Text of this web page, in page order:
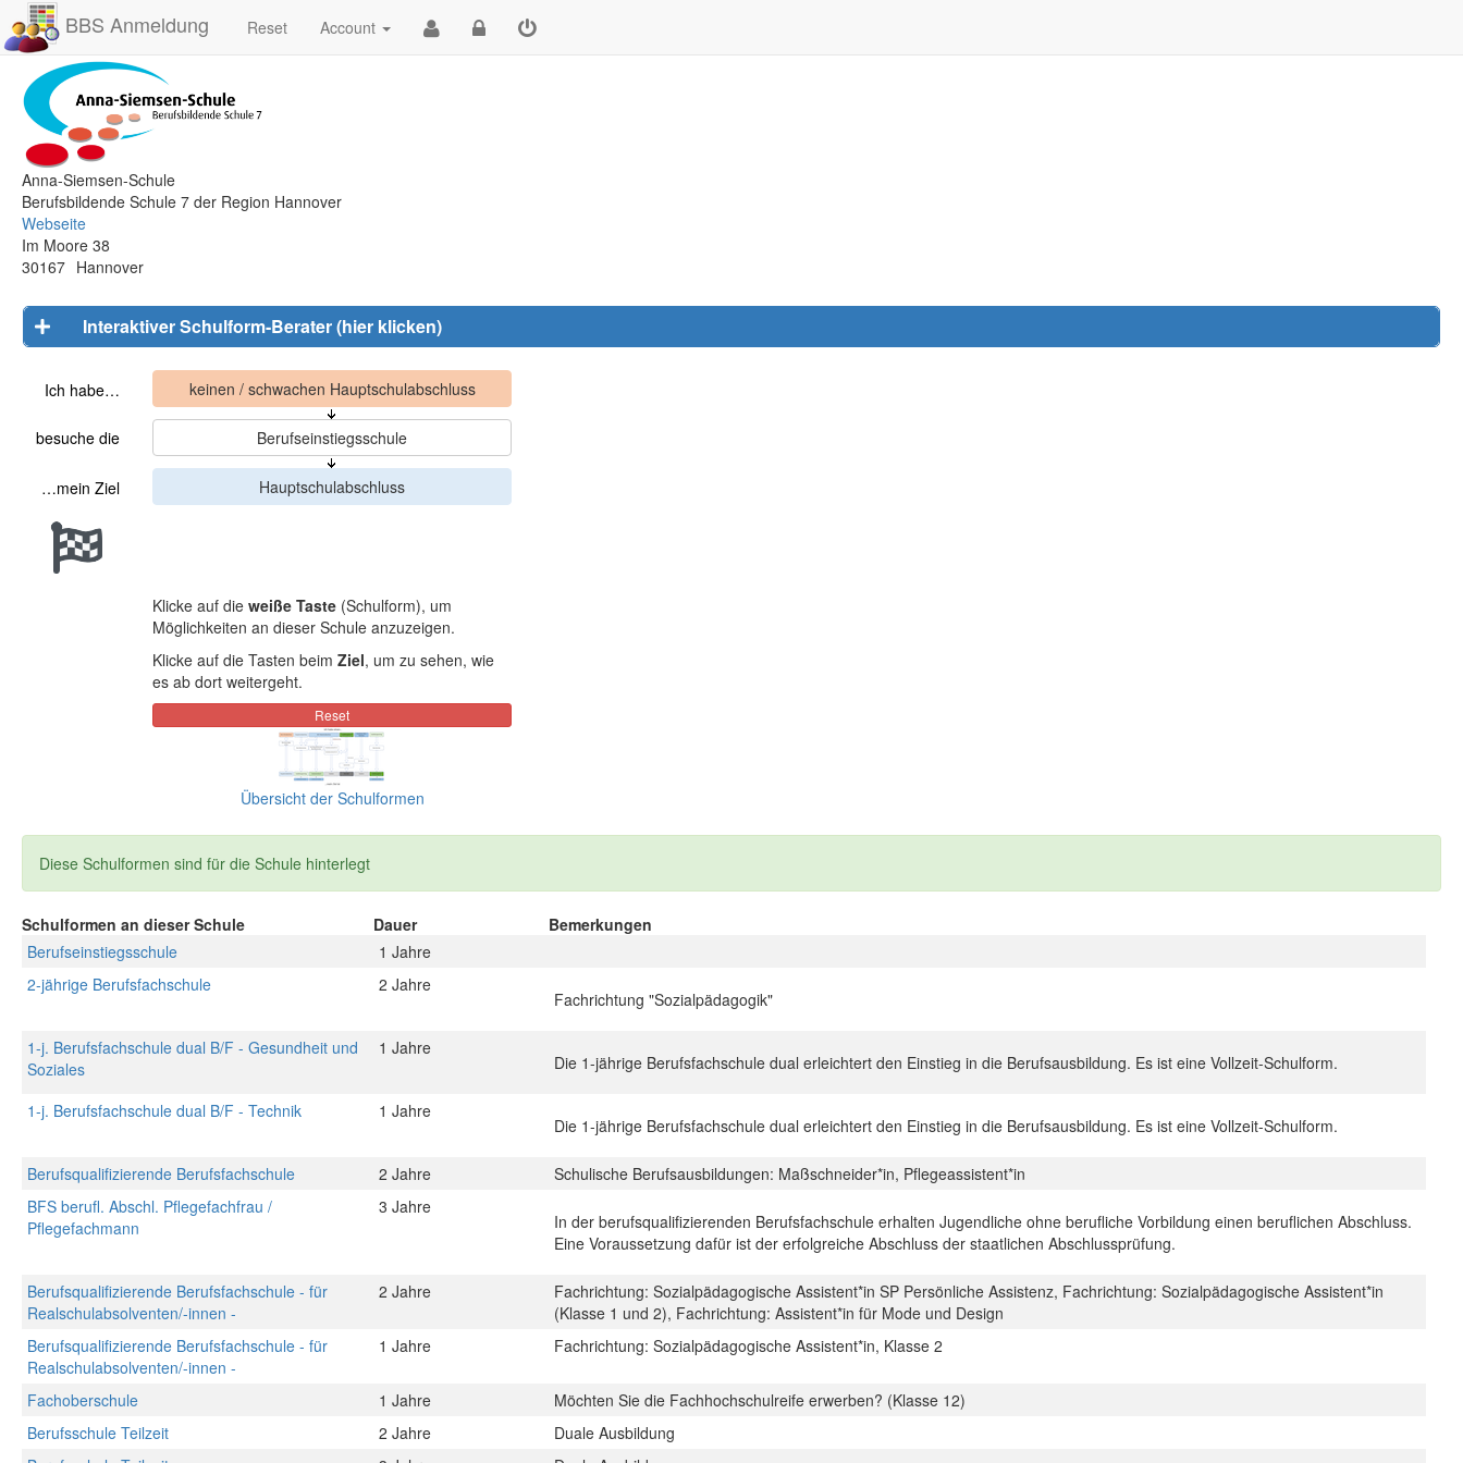
BBS Anmeldung Reset Account
Anna-Siemsen-Schule
Berufsbildende Schule 7 der Region Hannover
Webseite
Im Moore 38
30167 Hannover
Interaktiver Schulform-Berater (hier klicken)
Ich habe…
besuche die
…mein Ziel
Klicke auf die weiße Taste (Schulform), um
Möglichkeiten an dieser Schule anzuzeigen.
Klicke auf die Tasten beim Ziel, um zu sehen, wie
es ab dort weitergeht.
Übersicht der Schulformen
Diese Schulformen sind für die Schule hinterlegt
Schulformen an dieser Schule Dauer
Bemerkungen
Berufseinstiegsschule
1 Jahre
2-jährige Berufsfachschule
2 Jahre
Fachrichtung "Sozialpädagogik"
1-j. Berufsfachschule dual B/F - Gesundheit und
Soziales
1 Jahre
Die 1-jährige Berufsfachschule dual erleichtert den Einstieg in die Berufsausbildung. Es ist eine Vollzeit-Schulform.
1-j. Berufsfachschule dual B/F - Technik 1 Jahre
Die 1-jährige Berufsfachschule dual erleichtert den Einstieg in die Berufsausbildung. Es ist eine Vollzeit-Schulform.
Berufsqualifizierende Berufsfachschule 2 Jahre
Schulische Berufsausbildungen: Maßschneider*in, Pflegeassistent*in
BFS berufl. Abschl. Pflegefachfrau /
Pflegefachmann
3 Jahre
In der berufsqualifizierenden Berufsfachschule erhalten Jugendliche ohne berufliche Vorbildung einen beruflichen Abschluss.
Eine Voraussetzung dafür ist der erfolgreiche Abschluss der staatlichen Abschlussprüfung.
Berufsqualifizierende Berufsfachschule - für
Realschulabsolventen/-innen -
2 Jahre
Fachrichtung: Sozialpädagogische Assistent*in SP Persönliche Assistenz, Fachrichtung: Sozialpädagogische Assistent*in
(Klasse 1 und 2), Fachrichtung: Assistent*in für Mode und Design
Berufsqualifizierende Berufsfachschule - für
Realschulabsolventen/-innen -
1 Jahre Fachrichtung: Sozialpädagogische Assistent*in, Klasse 2
Fachoberschule 1 Jahre
Möchten Sie die Fachhochschulreife erwerben? (Klasse 12)
Berufsschule Teilzeit
2 Jahre
Duale Ausbildung